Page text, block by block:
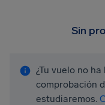
Sin
¿Tu vuelo no
comprobación
estudiaremos.